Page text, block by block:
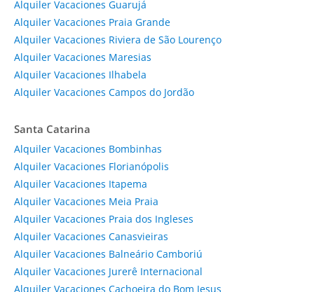
Alquiler Vacaciones Guarujá
Alquiler Vacaciones Praia Grande
Alquiler Vacaciones Riviera de São Lourenço
Alquiler Vacaciones Maresias
Alquiler Vacaciones Ilhabela
Alquiler Vacaciones Campos do Jordão
Santa Catarina
Alquiler Vacaciones Bombinhas
Alquiler Vacaciones Florianópolis
Alquiler Vacaciones Itapema
Alquiler Vacaciones Meia Praia
Alquiler Vacaciones Praia dos Ingleses
Alquiler Vacaciones Canasvieiras
Alquiler Vacaciones Balneário Camboriú
Alquiler Vacaciones Jurerê Internacional
Alquiler Vacaciones Cachoeira do Bom Jesus